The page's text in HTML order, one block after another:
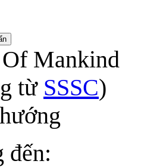
Mankind
từ SSSC)
đến: